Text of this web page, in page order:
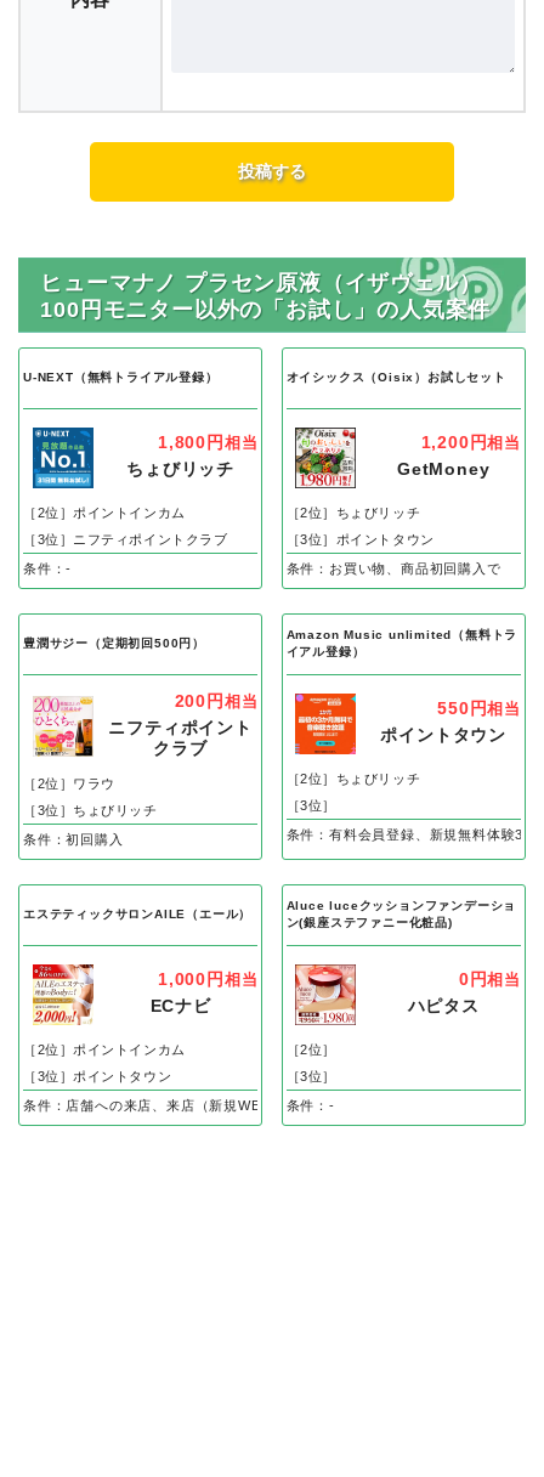
ヒューマナノ プラセン原液（イザヴェル）
100円モニター以外の「お試し」の人気案件
U-NEXT（無料トライアル登録）
1,800円 相当
ちょびリッチ
［2位］ポイントインカム
［3位］ニフティポイントクラブ
条件：-
オイシックス（Oisix）お試しセット
1,200円相当
GetMoney
［2位］ちょびリッチ
［3位］ポイントタウン
条件：お買い物、商品初回購入で
豊潤サジー（定期初回500円）
200円 相当
ニフティポイント
クラブ
［2位］ワラウ
［3位］ちょびリッチ
条件：初回購入
Amazon Music unlimited（無料トラ
イアル登録）
550円相当
ポイントタウン
［2位］ちょびリッチ
［3位］
条件：有料会員登録、新規無料体験3カ
エステティックサロンAILE（エール）
1,000円 相当
ECナビ
［2位］ポイントインカム
［3位］ポイントタウン
条件：店舗への来店、来店（新規WEB申し込み後、体験完了）で
Aluce luceクッションファンデーショ
ン(銀座ステファニー化粧品)
0円相当
ハピタス
［2位］
［3位］
条件：-